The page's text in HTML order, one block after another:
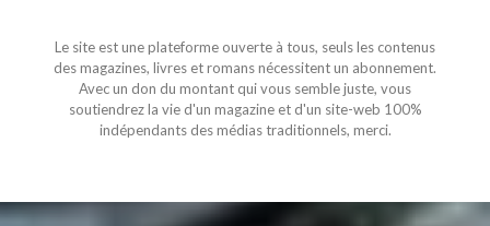
Le site est une plateforme ouverte à tous, seuls les contenus
des magazines, livres et romans nécessitent un abonnement.
Avec un don du montant qui vous semble juste, vous
soutiendrez la vie d'un magazine et d'un site-web 100%
indépendants des médias traditionnels, merci.